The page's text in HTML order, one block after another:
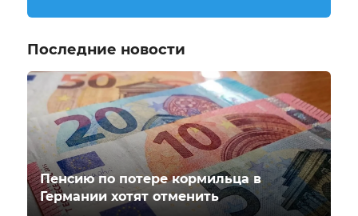
Последние новости
Пенсию по потере кормильца в
Германии хотят отменить